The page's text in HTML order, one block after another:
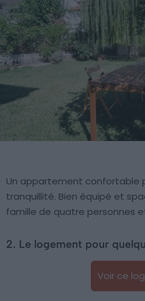
Un appartement confortable
tranquillité. Bien équipé et
famille de quatre personnes
2. Le logement pour
Voir ce